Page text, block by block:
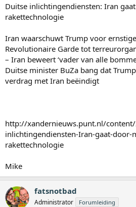
Duitse inlichtingendiensten: Iran
rakettechnologie
Iran waarschuwt Trump voor
Revolutionaire Garde tot
– Iran beweert ‘vader van alle
Duitse minister BuZa bang dat
verdrag met Iran beëindigt
http://xandernieuws.punt.nl/
inlichtingendiensten-Iran-gaat-door-
rakettechnologie
Mike
fatsnotbad
Administrator Forumleiding